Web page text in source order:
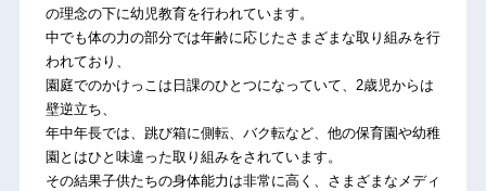
の理念の下に幼児教育を行われています。
中でも体の力の部分では年齢に応じたさまざまな取り組みを行
われており、
園庭でのかけっこは日課のひとつになっていて、2歳児からは
壁逆立ち、
年中年長では、跳び箱に側転、バク転など、他の保育園や幼稚
園とはひと味違った取り組みをされています。
その結果子供たちの身体能力は非常に高く、さまざまなメディ